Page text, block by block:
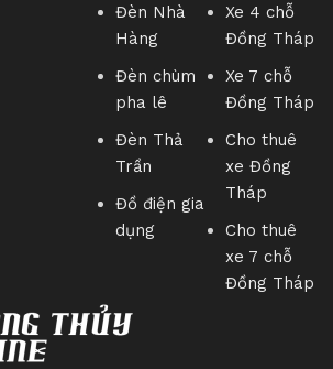
cho con cái học giỏi, thành đạt, sỹ
những đôi yêu nhau mong muốn
thăng quan tiến chức, công việc
muốn tài lộc, mua may bán đắt, sự
muốn tốt đẹp nữa…
Đèn Nhà
Hàng
Đèn chùm
pha lê
Đèn Thả
Trần
Đồ điện gia
dụng
Xe 4 chỗ
Đồng Tháp
Xe 7 chỗ
Đồng Tháp
Cho thuê
xe Đồng
Tháp
Cho thuê
xe 7 chỗ
Đồng Tháp